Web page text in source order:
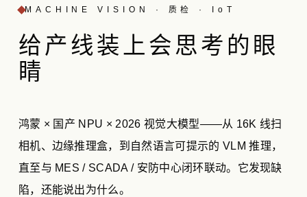
MACHINE VISION · 质检 · IoT
给产线装上 会思考 的眼
睛
鸿蒙 × 国产 NPU × 2026 视觉大模型——从 16K 线扫
相机、边缘推理盒，到自然语言可提示的 VLM 推理，
直至与 MES / SCADA / 安防中心闭环联动。它发现缺
陷，还能说出为什么。